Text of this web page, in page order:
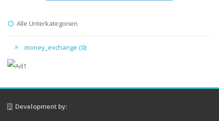
Alle Unterkategorien
money_exchange (0)
Development by: